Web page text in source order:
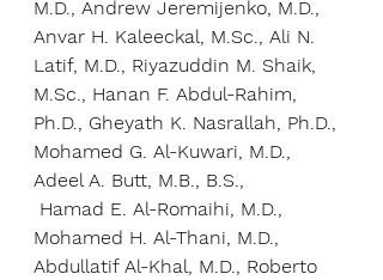
M.D., Andrew Jeremijenko, M.D.,
Anvar H. Kaleeckal, M.Sc., Ali N.
Latif, M.D., Riyazuddin M. Shaik,
M.Sc., Hanan F. Abdul-Rahim,
Ph.D., Gheyath K. Nasrallah, Ph.D.,
Mohamed G. Al-Kuwari, M.D.,
Adeel A. Butt, M.B., B.S.,
Mohamed H. Al-Thani, M.D.,
Abdullatif Al-Khal, M.D., Roberto